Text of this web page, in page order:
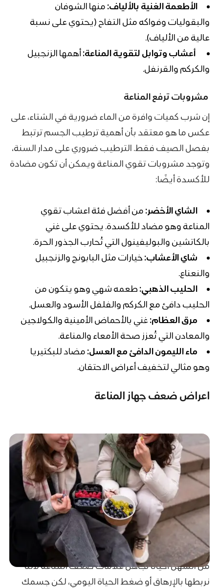
الأطعمة الغنية بالألياف: منها الشوفان
والبقوليات وفواكه مثل التفاح (يحتوي على نسبة
عالية من الألياف).
أعشاب وتوابل لتقوية المناعة:أهمها الزنجبيل
والكركم والقرنفل.
مشروبات ترفع المناعة
إن شرب كميات وافرة من الماء ضرورية في الشتاء، على
عكس ما هو معتقد بأن أهمية ترطيب الجسم ترتبط
بفصل الصيف فقط. الترطيب ضروري على مدار السنة،
وتوجد مشروبات تقوي المناعة ويمكن أن تكون مضادة
للأكسدة أيضًا:
الشاي الأخضر: من أفضل فئة اعشاب تقوي
المناعة وهو مضاد للأكسدة. يحتوي على غني
بالكاتشين والبوليفينول التي تُحارب الجذور الحرة.
شاي الأعشاب:خيارات مثل البابونج والزنجبيل
والنعناع.
الحليب الذهبي: طعمه شهي وهو يتكون من
الحليب دافئ مع الكركم والفلفل الأسود والعسل.
مرق العظام: غني بالأحماض الأمينية والكولاجين
والمعادن التي تُعزز صحة الأمعاء والمناعة.
ماء الليمون الدافئ مع العسل: مضاد للبكتيريا
وهو مثالي لتخفيف أعراض الاحتقان.
اعراض ضعف جهاز المناعة
من السهل أحيانًا تجاهل علامات ضعف المناعة لأننا
نربطها بالإرهاق أو ضغط الحياة اليومي، لكن جسمك